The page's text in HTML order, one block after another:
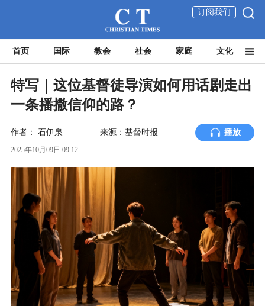
订阅我们
首页 国际 教会 社会 家庭 文化
特写｜这位基督徒导演如何用话剧走出
一条播撒信仰的路？
作者： 石伊泉 来源：基督时报 播放
2025年10月09日 09:12